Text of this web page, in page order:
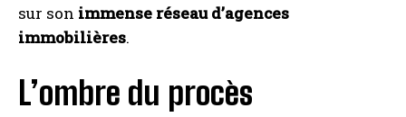
sur son immense réseau d’agences
immobilières.
L’ombre du procès